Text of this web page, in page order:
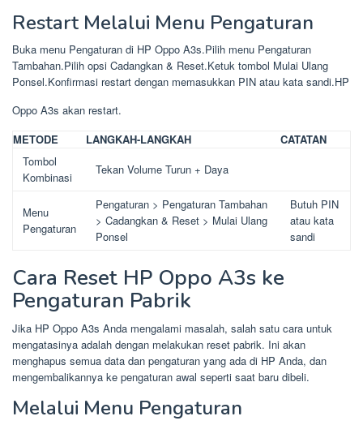
Restart Melalui Menu Pengaturan
Buka menu Pengaturan di HP Oppo A3s.Pilih menu Pengaturan
Tambahan.Pilih opsi Cadangkan & Reset.Ketuk tombol Mulai Ulang
Ponsel.Konfirmasi restart dengan memasukkan PIN atau kata sandi.HP
Oppo A3s akan restart.
METODE
LANGKAH-LANGKAH
CATATAN
Tombol
Kombinasi
Tekan Volume Turun + Daya
Menu
Pengaturan
Pengaturan > Pengaturan Tambahan
> Cadangkan & Reset > Mulai Ulang
Ponsel
Butuh PIN
atau kata
sandi
Cara Reset HP Oppo A3s ke
Pengaturan Pabrik
Jika HP Oppo A3s Anda mengalami masalah, salah satu cara untuk
mengatasinya adalah dengan melakukan reset pabrik. Ini akan
menghapus semua data dan pengaturan yang ada di HP Anda, dan
mengembalikannya ke pengaturan awal seperti saat baru dibeli.
Melalui Menu Pengaturan